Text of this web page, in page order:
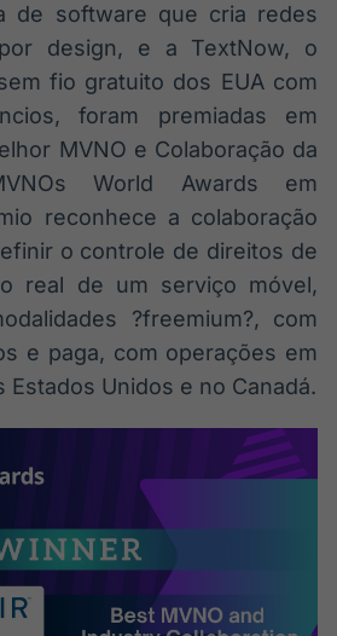
Crédito
Em breve
de software que cria redes
design, e a TextNow, o
fio gratuito dos EUA com
foram premiadas em
MVNO e Colaboração da
World Awards em
reconhece a colaboração
o controle de direitos de
real de um serviço móvel,
?freemium?, com
e paga, com operações em
Estados Unidos e no Canadá.